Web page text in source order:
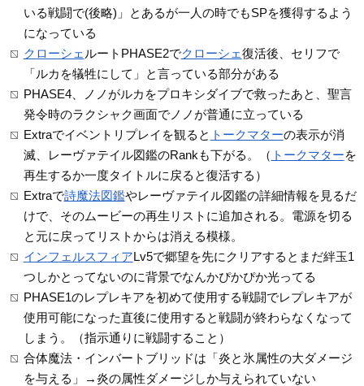
いる戦闘で(後略)」とあるが一人の時でもSPを獲得するよう
になっている
クローシェ ルートPHASE2でクローシェ復活後、セリフで
「ルカを犠牲にして」と言っている部分がある
PHASE4、ノノがルカをプロキシダイブで救ったあと、聖言
発令時のラクシャク画面でノノが普通に立っている
Extraでイベントリプレイを観ると トークマターの表示が消
滅、レーヴァテイル図鑑のRankも下がる。（ トークマターを
再生するか一度タイトルに戻ると復活する）
Extraで詩魔法図鑑やレーヴァテイル図鑑の詳細情報を見るだ
けで、そのムービーの再生リストに追加される。電源を切る
と元に戻ってリストからは消える模様。
インフェルスフィアLv5で郷望を先にクリアするとまだ絆玉1
つしかとってないのに背景でなんかぴかぴか光ってる
PHASE1のレプレキアを初めて使用する戦闘でレプレキアが
使用可能になった直後に使用すると戦闘が終わらなくなって
しまう。（指示通りに戦闘すること）
合体魔法・インバートブリッドは「炎と氷属性の大ダメージ
を与える」→炎の属性ダメージしか与えられていない